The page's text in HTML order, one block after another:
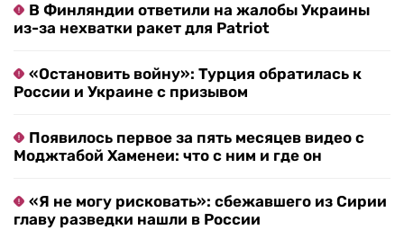
В Финляндии ответили на жалобы Украины
из-за нехватки ракет для Patriot
«Остановить войну»: Турция обратилась к
России и Украине с призывом
Появилось первое за пять месяцев видео с
Моджтабой Хаменеи: что с ним и где он
«Я не могу рисковать»: сбежавшего из Сирии
главу разведки нашли в России